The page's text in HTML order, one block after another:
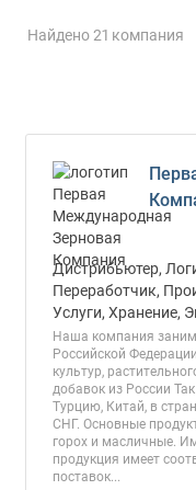
Найдено 21 компания
Дистрибьютер,
Переработчик,
Услуги, Хранение,
Наша компания
Российской
культур,
добавок из России
Турцию, Китай, в
СНГ. Основные
горох и масличные.
продукция имеет
поставок...